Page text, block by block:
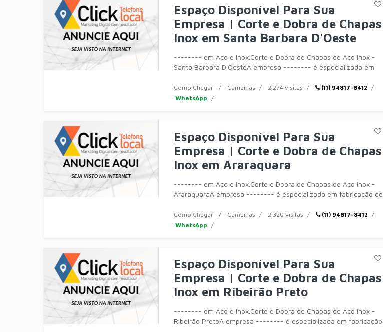
Espaço Disponível Para Sua
Empresa | Corte e Dobra de Chapas
Inox em Santa Barbara D'Oeste
-------- em Aço e Inox.Corte e Dobra de Chapas de Aço Inox -
Santa Barbara D'OesteA empresa -------- é especializada em
Como Chegar Campinas 2.274 visitas
(11) 94817-8412
WhatsApp
Espaço Disponível Para Sua
Empresa | Corte e Dobra de Chapas
Inox em Araraquara
-------- em Aço e Inox.Corte e Dobra de Chapas de Aço Inox -
AraraquaraA empresa -------- é especializada em fabricação de
Como Chegar Campinas 2.320 visitas
(11) 94817-8412
WhatsApp
Espaço Disponível Para Sua
Empresa | Corte e Dobra de Chapas
Inox em Ribeirão Preto
-------- em Aço e Inox.Corte e Dobra de Chapas de Aço Inox -
Ribeirão PretoA empresa -------- é especializada em fabricação